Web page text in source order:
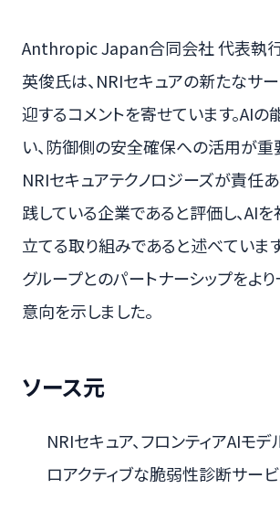
Anthropic Japan合同会社 代表執
英俊氏は、NRIセキュアの新たなサ
迎するコメントを寄せています。AI
い、防御側の安全確保への活用が重
NRIセキュアテクノロジーズが責任
践している企業であると評価し、AI
立てる取り組みであると述べていま
グループとのパートナーシップをよ
意向を示しました。
ソース元
NRIセキュア、フロンティアAIモ
ロアクティブな脆弱性診断サー